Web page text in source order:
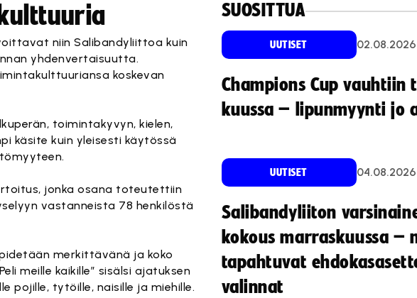
niin Salibandyliittoa kuin
yhdenvertaisuutta.
koskevan
toimintakyvyn, kielen,
käsite kuin yleisesti käytössä
jonka osana toteutettiin
vastanneista 78 henkilöstä
merkittävänä ja koko
meille kaikille” sisälsi ajatuksen
pojille, tytöille, naisille ja miehille.
SUOSITTUA
UUTISET 02.08.2026
Champions Cup vauhtiin
kuussa – lipunmyynti jo
UUTISET 04.08.2026
Salibandyliiton
kokous marraskuussa –
tapahtuvat
valinnat